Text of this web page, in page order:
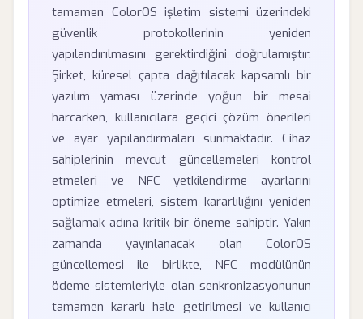
tamamen ColorOS işletim sistemi üzerindeki
güvenlik protokollerinin yeniden
yapılandırılmasını gerektirdiğini doğrulamıştır.
Şirket, küresel çapta dağıtılacak kapsamlı bir
yazılım yaması üzerinde yoğun bir mesai
harcarken, kullanıcılara geçici çözüm önerileri
ve ayar yapılandırmaları sunmaktadır. Cihaz
sahiplerinin mevcut güncellemeleri kontrol
etmeleri ve NFC yetkilendirme ayarlarını
optimize etmeleri, sistem kararlılığını yeniden
sağlamak adına kritik bir öneme sahiptir. Yakın
zamanda yayınlanacak olan ColorOS
güncellemesi ile birlikte, NFC modülünün
ödeme sistemleriyle olan senkronizasyonunun
tamamen kararlı hale getirilmesi ve kullanıcı